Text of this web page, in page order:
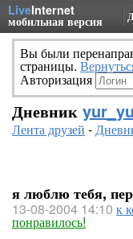
LiveInternet
мобильная версия
Вы были
страницы.
Авторизация
Дневник
Лента друзей -
я люблю тебя,
13-08-2004 14:10 к
понравилось!